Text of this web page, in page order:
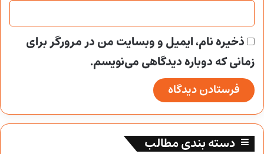
ذخیره نام، ایمیل و وبسایت من در مرورگر برای
زمانی که دوباره دیدگاهی می‌نویسم.
دسته بندی مطالب